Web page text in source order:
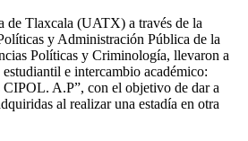
de Tlaxcala (UATX) a través de la
y Administración Pública de la
Políticas y Criminología, llevaron a
e intercambio académico:
CIPOL. A.P”, con el objetivo de dar a
al realizar una estadía en otra